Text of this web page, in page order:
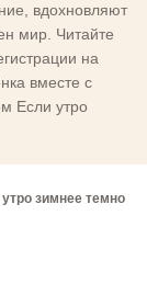
вдохновляют
мир. Читайте
на
вместе с
Если утро
зимнее темно